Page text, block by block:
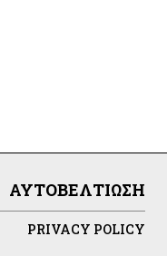
ΑΥΤΟΒΕΛΤΊΩΣΗ
PRIVACY POLICY